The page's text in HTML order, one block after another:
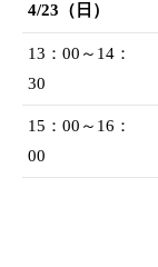
4/23（日）
13：00～14：
30
15：00～16：
00